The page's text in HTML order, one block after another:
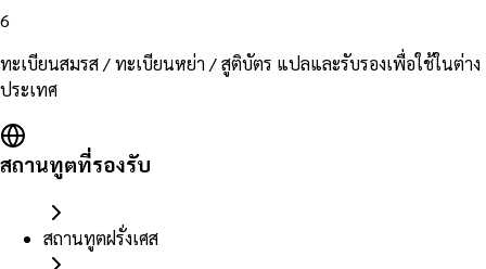
6
ทะเบียนสมรส / ทะเบียนหย่า / สูติบัตร แปลและรับรองเพื่อใช้ในต่าง
ประเทศ
สถานทูตที่รองรับ
สถานทูตฝรั่งเศส